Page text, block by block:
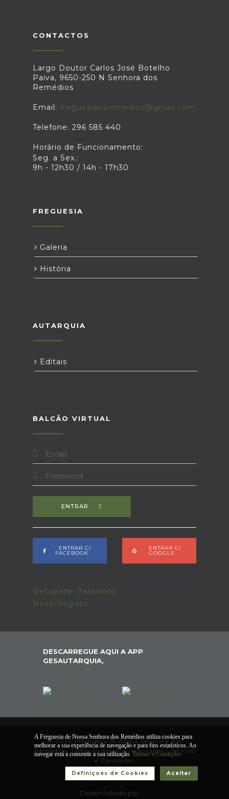
CONTACTOS
Largo Doutor Carlos José Botelho
Paiva, 9650-250 N Senhora dos
Remédios
Email: freguesiansremedios@gmail.com
Telefone: 296 585 440
Horário de Funcionamento:
Seg. a Sex.:
9h - 12h30 / 14h - 17h30
FREGUESIA
Galeria
História
AUTARQUIA
Editais
BALCÃO VIRTUAL
ENTRAR
ENTRAR C/
FACEBOOK
ENTRAR C/
GOOGLE
Recuperar Password
Novo Registo
DESCARREGUE AQUI A APP
GESAUTARQUIA,
© 2026 Freguesia de Nossa Senhora dos
Remédios. Todos os direitos reservados |Termos
e Condições
Desenvolvido por:
A Freguesia de Nossa Senhora dos Remédios utiliza cookies para
melhorar a sua experiência de navegação e para fins estatísticos. Ao
navegar está a consentir a sua utilização.Termos e Condições
Aceitar
Definiçoes de Cookies